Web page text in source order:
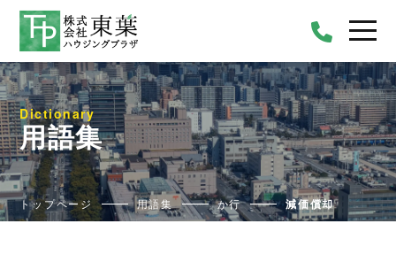
Dictionary
用語集
トップページ 用語集 か行 減価償却